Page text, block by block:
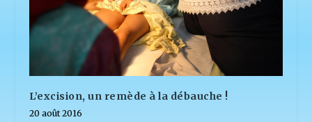
L’excision, un remède à la débauche !
20 août 2016